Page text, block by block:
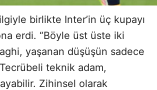
birlikte Inter’in üç kupayı
erdi. “Böyle üst üste iki
yaşanan düşüşün sadece
Tecrübeli teknik adam,
Zihinsel olarak